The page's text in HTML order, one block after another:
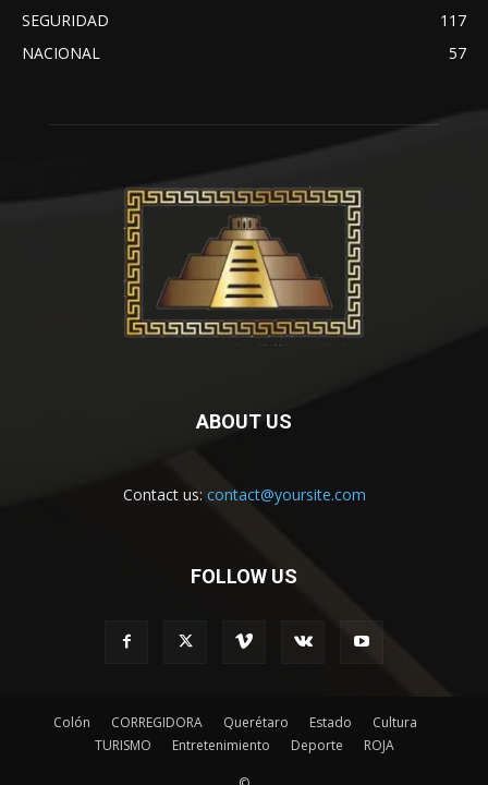
SEGURIDAD
117
NACIONAL
57
ABOUT US
Contact us: contact@yoursite.com
FOLLOW US
Colón CORREGIDORA Querétaro Estado
Cultura
TURISMO
Entretenimiento Deporte ROJA